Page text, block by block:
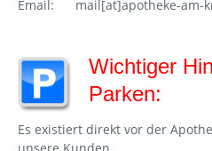
Email: mail[at]apotheke-am-
Wichtiger
Parken:
Es existiert direkt vor der